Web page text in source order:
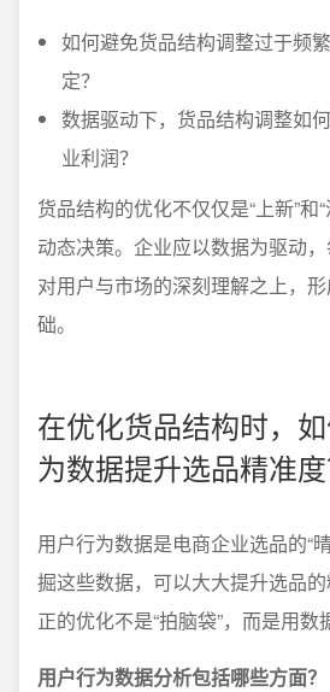
如何避免货品结构调整过于频
定？
数据驱动下，货品结构调整如
业利润？
货品结构的优化不仅仅是“上新”和
动态决策。企业应以数据为驱动
对用户与市场的深刻理解之上，
础。
在优化货品结构时，
为数据提升选品精准度
用户行为数据是电商企业选品的“
掘这些数据，可以大大提升选品
正的优化不是“拍脑袋”，而是用数
用户行为数据分析包括哪些方面？